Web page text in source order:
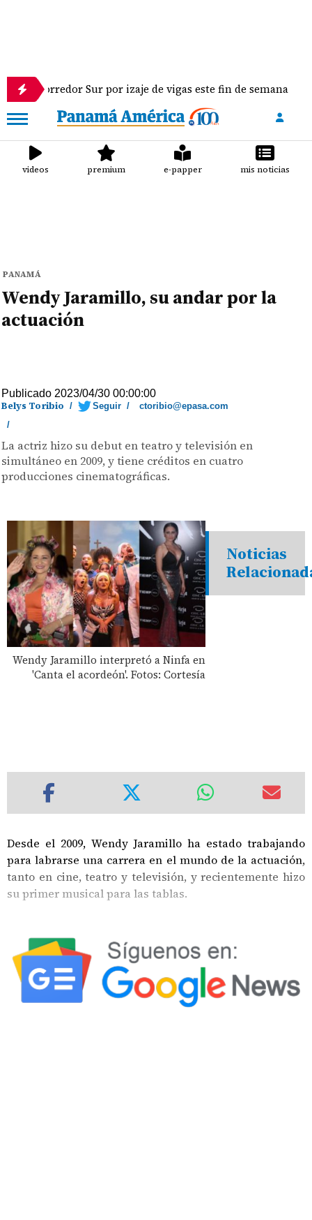
Sur por izaje de vigas este fin de semana
videos premium e-papper mis noticias
PANAMÁ
Wendy Jaramillo, su andar por la
actuación
Publicado 2023/04/30 00:00:00
Belys Toribio / Seguir /
ctoribio@epasa.com
/
La actriz hizo su debut en teatro y televisión en
simultáneo en 2009, y tiene créditos en cuatro
producciones cinematográficas.
Wendy Jaramillo interpretó a Ninfa en
'Canta el acordeón'. Fotos: Cortesía
Noticias
Desde el 2009, Wendy Jaramillo ha estado trabajando
para labrarse una carrera en el mundo de la actuación,
tanto en cine, teatro y televisión, y recientemente hizo
su primer musical para las tablas.